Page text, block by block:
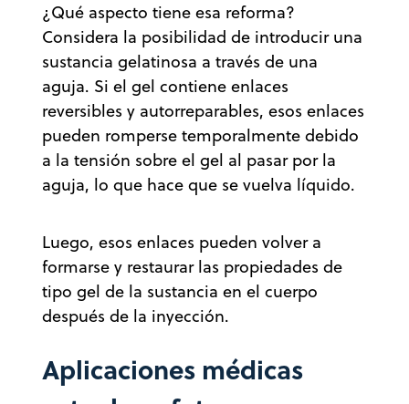
¿Qué aspecto tiene esa reforma?
Considera la posibilidad de introducir una
sustancia gelatinosa a través de una
aguja. Si el gel contiene enlaces
reversibles y autorreparables, esos enlaces
pueden romperse temporalmente debido
a la tensión sobre el gel al pasar por la
aguja, lo que hace que se vuelva líquido.
Luego, esos enlaces pueden volver a
formarse y restaurar las propiedades de
tipo gel de la sustancia en el cuerpo
después de la inyección.
Aplicaciones médicas